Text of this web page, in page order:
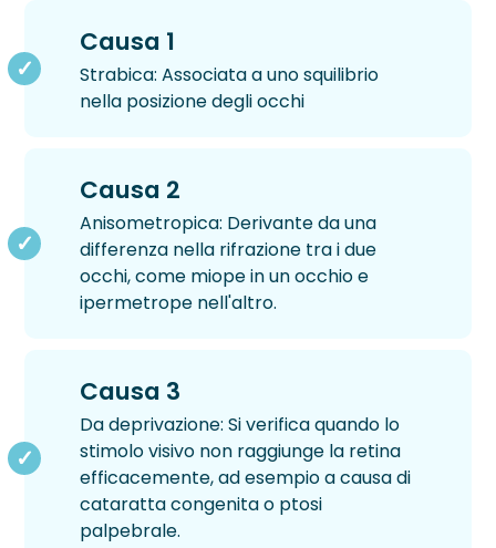
Causa 1
Strabica: Associata a uno squilibrio
nella posizione degli occhi
Causa 2
Anisometropica: Derivante da una
differenza nella rifrazione tra i due
occhi, come miope in un occhio e
ipermetrope nell'altro.
Causa 3
Da deprivazione: Si verifica quando lo
stimolo visivo non raggiunge la retina
efficacemente, ad esempio a causa di
cataratta congenita o ptosi
palpebrale.
Ipermetropia
Presbiopia
Intervento Cataratta
Cheratiti e Ulcere Corneali
Fotopsie
Glaucoma
Inestetismi Palpebrali ›
Occhio Secco
Retinopatie ›
Siringoma
Retinopatia Diabetica
Distacco di Retina
DMS
Foro Maculare
Chirurgia Corneale
Chirurgia Refrattiva
Laser Ambulatoriale
Chirurgia Segmento Posteriore dell’Occhio
Cross Linking
Lasek
Lente Intraoculare Fachica
PRK Transepiteliale
PRK
Chirurgia della Cataratta
Laser Trabeculoplastica Micropulsata
YAG Laser
Laser DSLT ALCON
Fotobiomodulazione LM®LLLT e luce pulsata
IPL
Iniezioni Intravitreali
Analisi del Film Lacrimale
Biometria
Campo Visivo Computerizzato
Fluorangiografia
OCT – Segmento Anteriore
Pachimetria
Pupillometria
Tonometria
Sede Vimercate
Staff
Convenzioni
Finanziamenti